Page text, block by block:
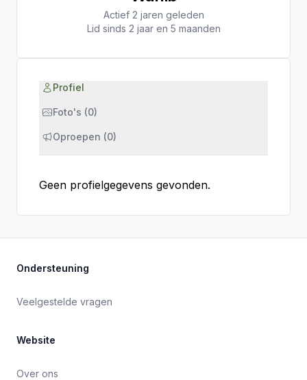
Actief 2 jaren geleden
Lid sinds 2 jaar en 5 maanden
Profiel
Foto's (0)
Oproepen (0)
Geen profielgegevens gevonden.
Ondersteuning
Veelgestelde vragen
Website
Over ons